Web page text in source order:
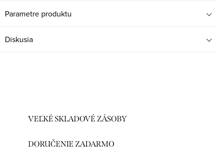
Parametre produktu
Diskusia
VEĽKÉ SKLADOVÉ ZÁSOBY
DORUČENIE ZADARMO